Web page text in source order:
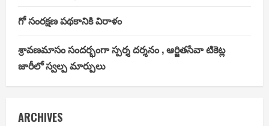
గో సంరక్షణ పథకానికి విరాళం
శ్రావణమాసం సందర్భంగా స్పర్శ దర్శనం , ఆర్జితసేవా టికెట్ల
జారీలో స్వల్ప మార్పులు
ARCHIVES